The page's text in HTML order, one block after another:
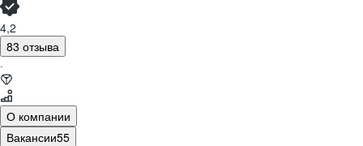
4,2
83 отзыва
·
О компании
Вакансии55